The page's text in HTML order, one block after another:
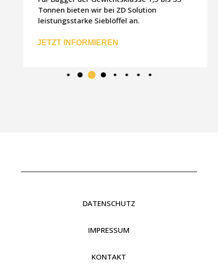
Tonnen bieten wir bei ZD Solution
leistungsstarke Sieblöffel an.
JETZT INFORMIEREN
DATENSCHUTZ
IMPRESSUM
KONTAKT